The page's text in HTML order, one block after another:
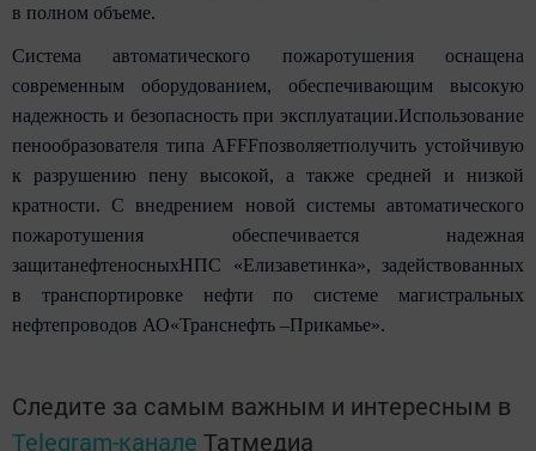
в полном объеме.
Система автоматического пожаротушения оснащена
современным оборудованием, обеспечивающим высокую
надежность и безопасность при эксплуатации.Использование
пенообразователя типа АFFFпозволяетполучить устойчивую
к разрушению пену высокой, а также средней и низкой
кратности. С внедрением новой системы автоматического
пожаротушения обеспечивается надежная
защитанефтеносныхНПС «Елизаветинка», задействованных
в транспортировке нефти по системе магистральных
нефтепроводов АО«Транснефть –Прикамье».
Следите за самым важным и интересным в
Telegram-канале Татмедиа